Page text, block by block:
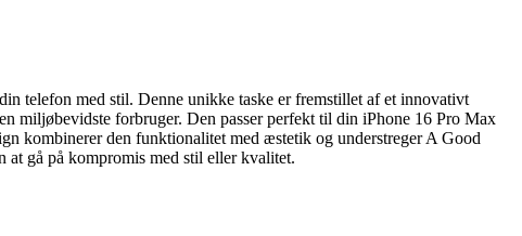
telefon med stil. Denne unikke taske er fremstillet af et innovativt
miljøbevidste forbruger. Den passer perfekt til din iPhone 16 Pro Max
kombinerer den funktionalitet med æstetik og understreger A Good
gå på kompromis med stil eller kvalitet.